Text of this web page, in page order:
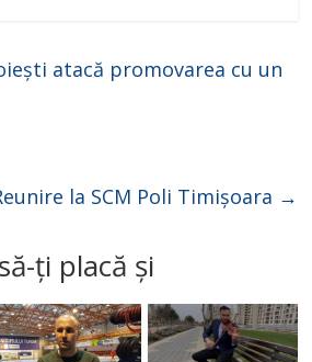
atacă promovarea cu un
la SCM Poli Timișoara →
ți placă și